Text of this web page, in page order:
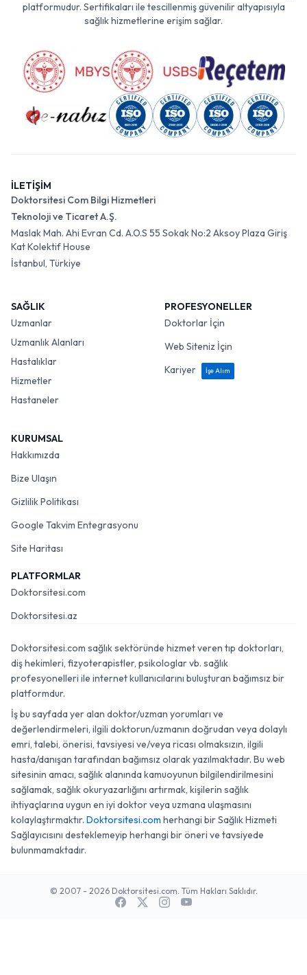
platformudur. Sertifikaları ile tescillenmiş güvenilir altyapısıyla
sağlık hizmetlerine erişim sağlar.
İLETİŞİM
Doktorsitesi Com Bilgi Hizmetleri
Teknoloji ve Ticaret A.Ş.
Maslak Mah. Ahi Evran Cd. A.O.S 55 Sokak No:2 Aksoy Plaza Giriş
Kat Kolektif House
İstanbul, Türkiye
SAĞLIK
Uzmanlar
Uzmanlık Alanları
Hastalıklar
Hizmetler
Hastaneler
PROFESYONELLER
Doktorlar İçin
Web Siteniz İçin
Kariyer
İşe Alım
KURUMSAL
Hakkımızda
Bize Ulaşın
Gizlilik Politikası
Google Takvim Entegrasyonu
Site Haritası
PLATFORMLAR
Doktorsitesi.com
Doktorsitesi.az
Doktorsitesi.com sağlık sektöründe hizmet veren tıp doktorları,
diş hekimleri, fizyoterapistler, psikologlar vb. sağlık
profesyonelleri ile internet kullanıcılarını buluşturan bağımsız bir
platformdur.
İş bu sayfada yer alan doktor/uzman yorumları ve
değerlendirmeleri, ilgili doktorun/uzmanın doğrudan veya dolaylı
emri, talebi, önerisi, tavsiyesi ve/veya ricası olmaksızın, ilgili
hasta/danışan tarafından bağımsız olarak yazılmaktadır. Bu web
sitesinin amacı, sağlık alanında kamuoyunun bilgilendirilmesini
sağlamak, sağlık okuryazarlığını artırmak, kişilerin sağlık
ihtiyaçlarına uygun en iyi doktor veya uzmana ulaşmasını
kolaylaştırmaktır. Doktorsitesi.com herhangi bir Sağlık Hizmeti
Sağlayıcısını desteklemeyip herhangi bir öneri ve tavsiyede
bulunmamaktadır.
© 2007 - 2026 Doktorsitesi.com. Tüm Hakları Saklıdır.